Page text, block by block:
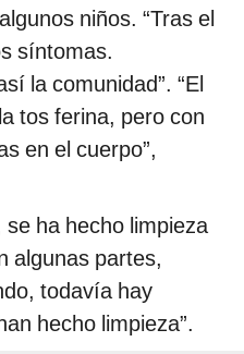
niños. “Tras el
síntomas.
la comunidad”. “El
tos ferina, pero con
en el cuerpo”,
ha hecho limpieza
algunas partes,
todavía hay
hecho limpieza”.